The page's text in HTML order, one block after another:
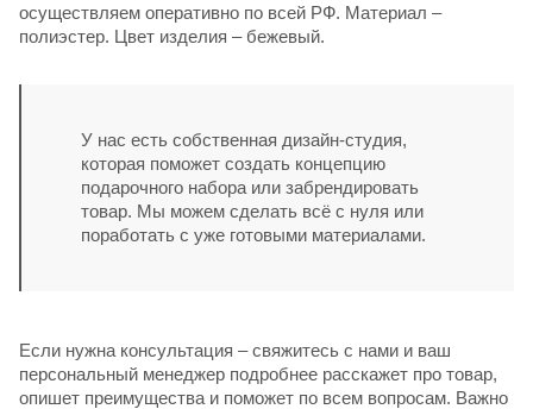
осуществляем оперативно по всей РФ. Материал –
полиэстер. Цвет изделия – бежевый.
У нас есть собственная дизайн-студия,
которая поможет создать концепцию
подарочного набора или забрендировать
товар. Мы можем сделать всё с нуля или
поработать с уже готовыми материалами.
Если нужна консультация – свяжитесь с нами и ваш
персональный менеджер подробнее расскажет про товар,
опишет преимущества и поможет по всем вопросам. Важно